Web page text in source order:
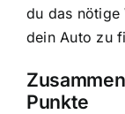
du das nötige
dein Auto zu
Punkte